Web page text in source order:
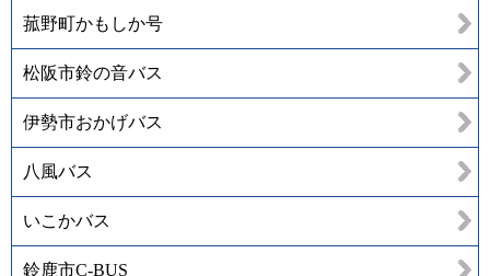
菰野町かもしか号
松阪市鈴の音バス
伊勢市おかげバス
八風バス
いこかバス
鈴鹿市C-BUS